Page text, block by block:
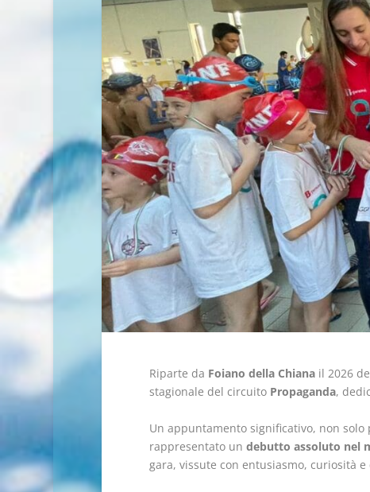
Riparte da Foiano della Chianail 2026
stagionale del circuito Propaganda,
Un appuntamento significativo, non
rappresentato un debutto assoluto nel
gara, vissute con entusiasmo, curiosità